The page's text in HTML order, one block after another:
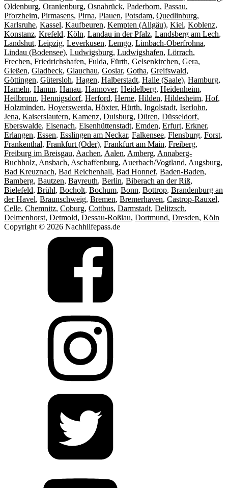
Oldenburg, Oranienburg, Osnabrück, Paderborn, Passau,
Pforzheim, Pirmasens, Pirna, Plauen, Potsdam, Quedlinburg,
Karlsruhe, Kassel, Kaufbeuren, Kempten (Allgäu), Kiel, Koblenz,
Konstanz, Krefeld, Köln, Landau in der Pfalz, Landsberg am Lech,
Landshut, Leipzig, Leverkusen, Lemgo, Limbach-Oberfrohna,
Lindau (Bodensee), Ludwigsburg, Ludwigshafen, Lörrach,
Frechen, Friedrichshafen, Fulda, Fürth, Gelsenkirchen, Gera,
Gießen, Gladbeck, Glauchau, Goslar, Gotha, Greifswald,
Göttingen, Gütersloh, Hagen, Halberstadt, Halle (Saale), Hamburg,
Hameln, Hamm, Hanau, Hannover, Heidelberg, Heidenheim,
Heilbronn, Hennigsdorf, Herford, Herne, Hilden, Hildesheim, Hof,
Holzminden, Hoyerswerda, Höxter, Hürth, Ingolstadt, Iserlohn,
Jena, Kaiserslautern, Kamenz, Duisburg, Düren, Düsseldorf,
Eberswalde, Eisenach, Eisenhüttenstadt, Emden, Erfurt, Erkner,
Erlangen, Essen, Esslingen am Neckar, Falkensee, Flensburg, Forst,
Frankenthal, Frankfurt (Oder), Frankfurt am Main, Freiberg,
Freiburg im Breisgau, Aachen, Aalen, Amberg, Annaberg-
Buchholz, Ansbach, Aschaffenburg, Auerbach/Vogtland, Augsburg,
Bad Kreuznach, Bad Reichenhall, Bad Honnef, Baden-Baden,
Bamberg, Bautzen, Bayreuth, Berlin, Biberach an der Riß,
Bielefeld, Brühl, Bocholt, Bochum, Bonn, Bottrop, Brandenburg an
der Havel, Braunschweig, Bremen, Bremerhaven, Castrop-Rauxel,
Celle, Chemnitz, Coburg, Cottbus, Darmstadt, Delitzsch,
Delmenhorst, Detmold, Dessau-Roßlau, Dortmund, Dresden, Köln
Copyright © 2026 Nachhilfepass.de